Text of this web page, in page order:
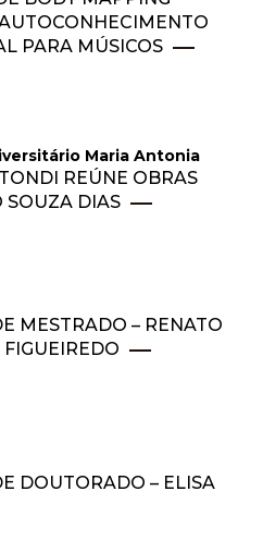
PARA MÚSICOS
Maria Antonia
REÚNE OBRAS
SOUZA DIAS
MESTRADO – RENATO
DOUTORADO – ELISA